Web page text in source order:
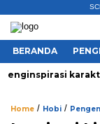
BERANDA
Home / Hobi /